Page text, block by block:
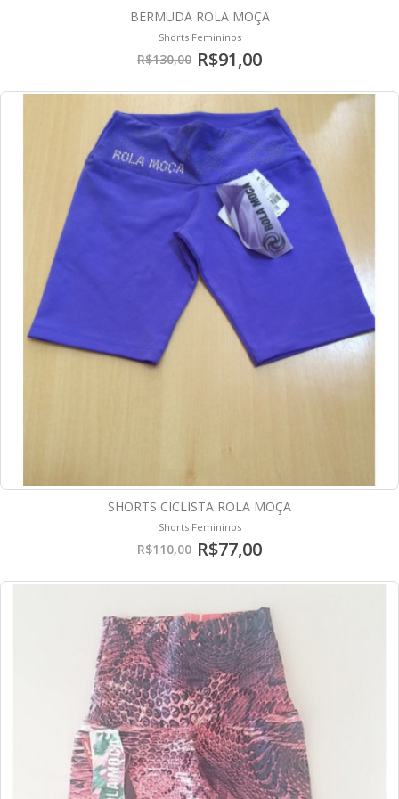
BERMUDA ROLA MOÇA
Shorts Femininos
R$130,00 R$91,00
SHORTS CICLISTA ROLA MOÇA
Shorts Femininos
R$110,00 R$77,00